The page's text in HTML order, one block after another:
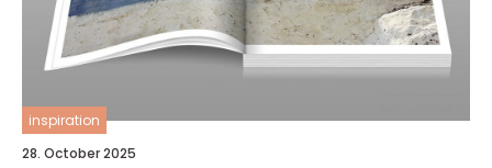
inspiration
28. October 2025